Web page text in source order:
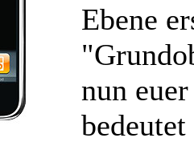
Ebene
nun